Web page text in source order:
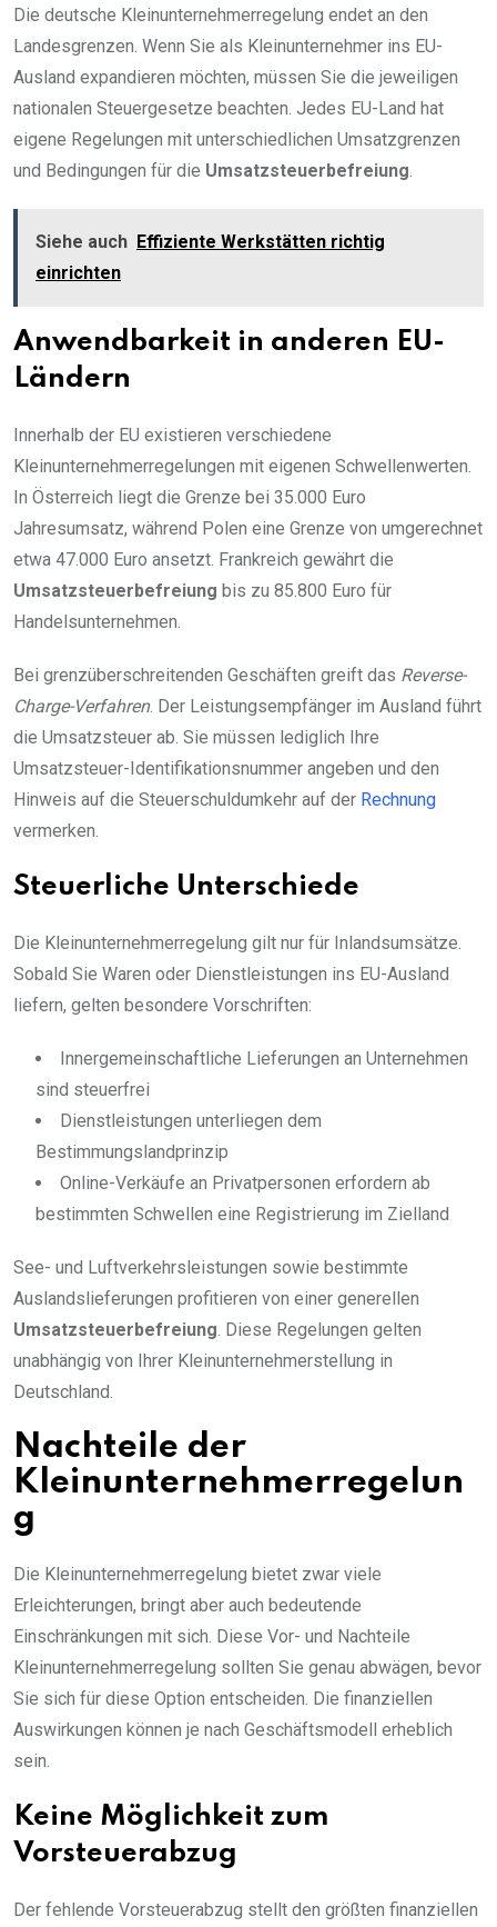
Die deutsche Kleinunternehmerregelung endet an den
Landesgrenzen. Wenn Sie als Kleinunternehmer ins EU-
Ausland expandieren möchten, müssen Sie die jeweiligen
nationalen Steuergesetze beachten. Jedes EU-Land hat
eigene Regelungen mit unterschiedlichen Umsatzgrenzen
und Bedingungen für die Umsatzsteuerbefreiung.
Siehe auch Effiziente Werkstätten richtig
einrichten
Anwendbarkeit in anderen EU-
Ländern
Innerhalb der EU existieren verschiedene
Kleinunternehmerregelungen mit eigenen Schwellenwerten.
In Österreich liegt die Grenze bei 35.000 Euro
Jahresumsatz, während Polen eine Grenze von umgerechnet
etwa 47.000 Euro ansetzt. Frankreich gewährt die
Umsatzsteuerbefreiung bis zu 85.800 Euro für
Handelsunternehmen.
Bei grenzüberschreitenden Geschäften greift das Reverse-
Charge-Verfahren. Der Leistungsempfänger im Ausland führt
die Umsatzsteuer ab. Sie müssen lediglich Ihre
Umsatzsteuer-Identifikationsnummer angeben und den
Hinweis auf die Steuerschuldumkehr auf der Rechnung
vermerken.
Steuerliche Unterschiede
Die Kleinunternehmerregelung gilt nur für Inlandsumsätze.
Sobald Sie Waren oder Dienstleistungen ins EU-Ausland
liefern, gelten besondere Vorschriften:
Innergemeinschaftliche Lieferungen an Unternehmen
sind steuerfrei
Dienstleistungen unterliegen dem
Bestimmungslandprinzip
Online-Verkäufe an Privatpersonen erfordern ab
bestimmten Schwellen eine Registrierung im Zielland
See- und Luftverkehrsleistungen sowie bestimmte
Auslandslieferungen profitieren von einer generellen
Umsatzsteuerbefreiung. Diese Regelungen gelten
unabhängig von Ihrer Kleinunternehmerstellung in
Deutschland.
Nachteile der
Kleinunternehmerregelun
g
Die Kleinunternehmerregelung bietet zwar viele
Erleichterungen, bringt aber auch bedeutende
Einschränkungen mit sich. Diese Vor- und Nachteile
Kleinunternehmerregelung sollten Sie genau abwägen, bevor
Sie sich für diese Option entscheiden. Die finanziellen
Auswirkungen können je nach Geschäftsmodell erheblich
sein.
Keine Möglichkeit zum
Vorsteuerabzug
Der fehlende Vorsteuerabzug stellt den größten finanziellen